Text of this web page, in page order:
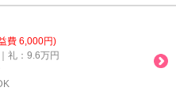
費 6,000円)
礼：9.6万円